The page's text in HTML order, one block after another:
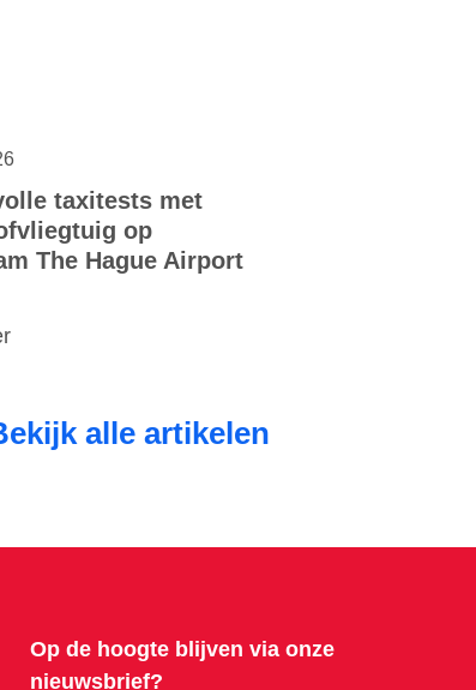
taxitests met
op
The Hague Airport
alle artikelen
Op de hoogte blijven via onze
nieuwsbrief?